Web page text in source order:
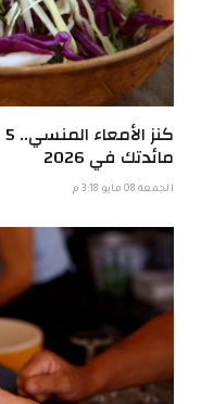
مائدتك في 2026
الجمعة 08 مايو 3:18 م